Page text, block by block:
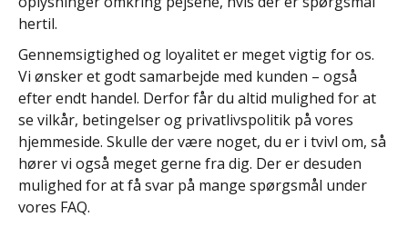
hertil.
Gennemsigtighed og loyalitet er meget vigtig for os.
Vi ønsker et godt samarbejde med kunden – også
efter endt handel. Derfor får du altid mulighed for at
se vilkår, betingelser og privatlivspolitik på vores
hjemmeside. Skulle der være noget, du er i tvivl om, så
hører vi også meget gerne fra dig. Der er desuden
mulighed for at få svar på mange spørgsmål under
vores FAQ.